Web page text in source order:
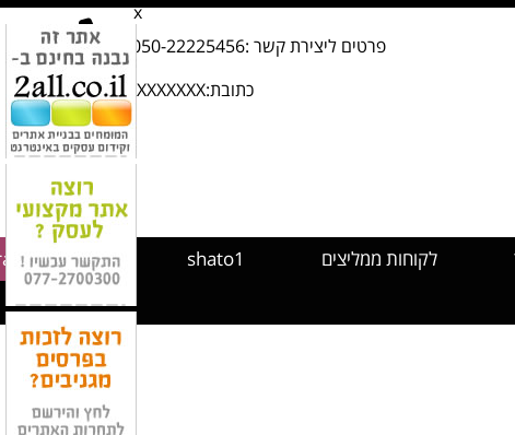
x
פרטים ליצירת קשר :050-22225456
כתובת:XXXXXXXX
לקוחות ממליצים shato1